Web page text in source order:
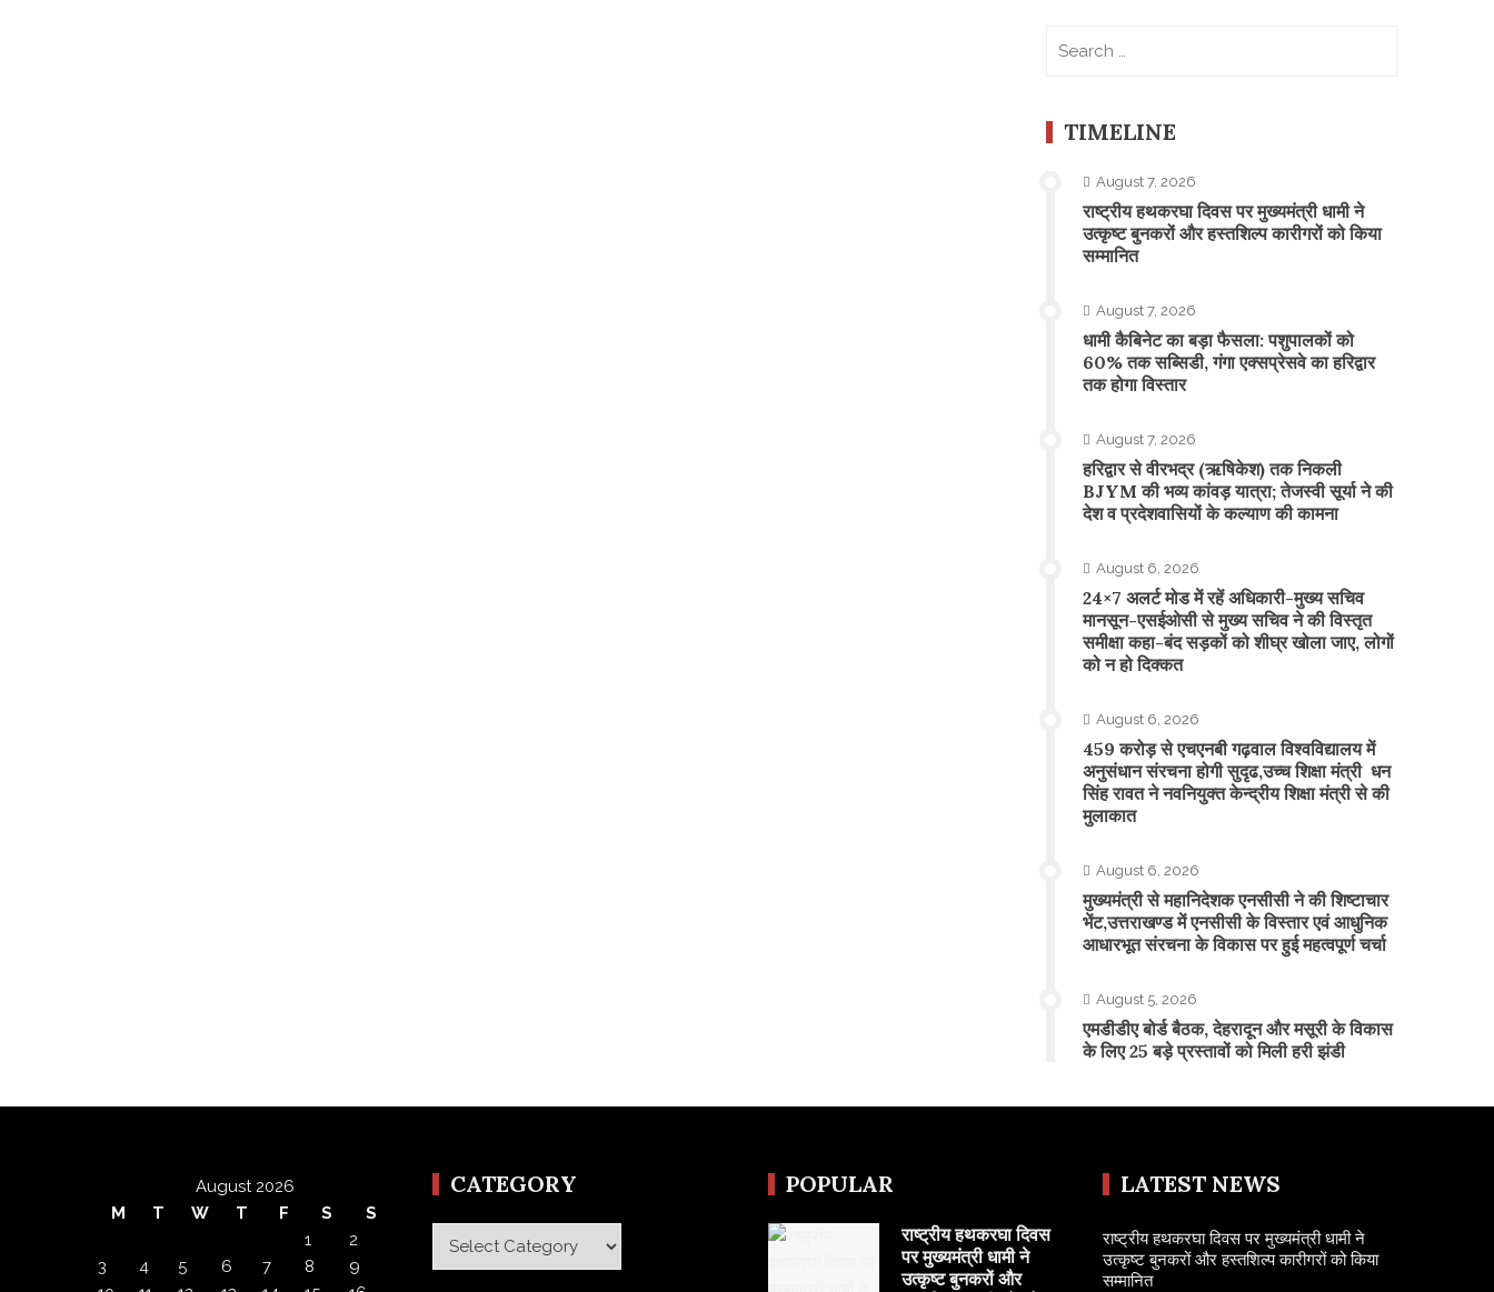
TIMELINE
August 7, 2026
राष्ट्रीय हथकरघा दिवस पर मुख्यमंत्री धामी ने
उत्कृष्ट बुनकरों और हस्तशिल्प कारीगरों को किया
सम्मानित
August 7, 2026
​धामी कैबिनेट का बड़ा फैसला: पशुपालकों को
60% तक सब्सिडी, गंगा एक्सप्रेसवे का हरिद्वार
तक होगा विस्तार
August 7, 2026
​हरिद्वार से वीरभद्र (ऋषिकेश) तक निकली
BJYM की भव्य कांवड़ यात्रा; तेजस्वी सूर्या ने की
देश व प्रदेशवासियों के कल्याण की कामना
August 6, 2026
24×7 अलर्ट मोड में रहें अधिकारी-मुख्य सचिव
मानसून-एसईओसी से मुख्य सचिव ने की विस्तृत
समीक्षा कहा-बंद सड़कों को शीघ्र खोला जाए, लोगों
को न हो दिक्कत
August 6, 2026
459 करोड़ से एचएनबी गढ़वाल विश्वविद्यालय में
अनुसंधान संरचना होगी सुदृढ,उच्च शिक्षा मंत्री धन
सिंह रावत ने नवनियुक्त केन्द्रीय शिक्षा मंत्री से की
मुलाकात
August 6, 2026
मुख्यमंत्री से महानिदेशक एनसीसी ने की शिष्टाचार
भेंट,उत्तराखण्ड में एनसीसी के विस्तार एवं आधुनिक
आधारभूत संरचना के विकास पर हुई महत्वपूर्ण चर्चा
August 5, 2026
एमडीडीए बोर्ड बैठक, देहरादून और मसूरी के विकास
के लिए 25 बड़े प्रस्तावों को मिली हरी झंडी
August 2026
M
T W T F S
S
1
2
3
4 5 6 7 8
9
CATEGORY
Category
POPULAR
राष्ट्रीय हथकरघा दिवस
पर मुख्यमंत्री धामी ने
उत्कृष्ट बुनकरों और
LATEST NEWS
राष्ट्रीय हथकरघा दिवस पर मुख्यमंत्री धामी ने
उत्कृष्ट बुनकरों और हस्तशिल्प कारीगरों को किया
सम्मानित